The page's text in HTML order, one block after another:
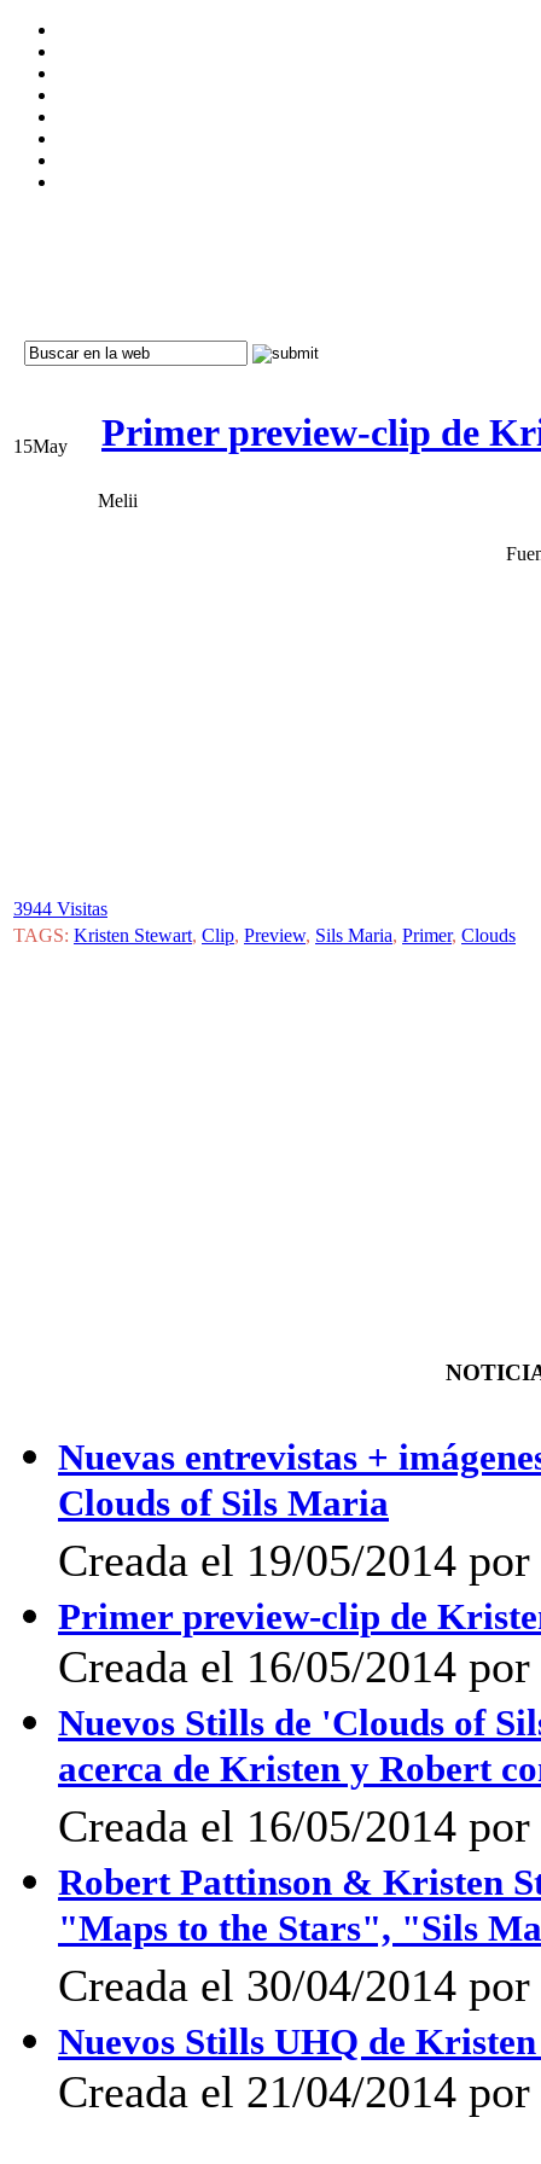
15May Primer preview-clip de
Melii
3944 Visitas
TAGS: Kristen Stewart, Clip, Preview, Sils Maria, Primer, Clouds
Nuevas entrevistas +
Clouds of Sils Maria
Creada el 19/05/2014
Primer preview-clip de
Creada el 16/05/2014
Nuevos Stills de 'Clouds of
acerca de Kristen y Robert
Creada el 16/05/2014
Robert Pattinson & Kristen
"Maps to the Stars", "Sils
Creada el 30/04/2014
Nuevos Stills UHQ de
Creada el 21/04/2014